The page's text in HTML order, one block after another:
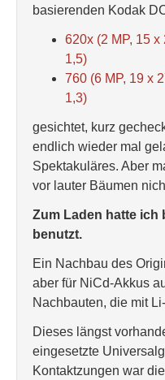
basierenden Kodak
620x (2 MP, 15
1,5)
760 (6 MP, 19 x
1,3)
gesichtet, kurz
endlich wieder mal
Spektakuläres. Aber
vor lauter Bäumen
Zum Laden hatte ich
benutzt.
Ein Nachbau des
aber für NiCd-Akkus
Nachbauten, die mit
Dieses längst
eingesetzte
Kontaktzungen war